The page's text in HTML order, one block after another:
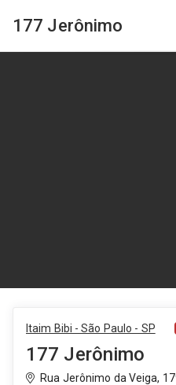
177 Jerônimo
Itaim Bibi - São Paulo - SP
177 Jerônimo
Rua Jerônimo da Veiga,